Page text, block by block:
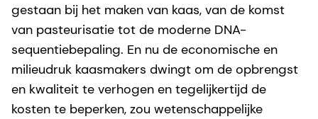
gestaan bij het maken van kaas, van de komst
van pasteurisatie tot de moderne DNA-
sequentiebepaling. En nu de economische en
milieudruk kaasmakers dwingt om de opbrengst
en kwaliteit te verhogen en tegelijkertijd de
kosten te beperken, zou wetenschappelijke